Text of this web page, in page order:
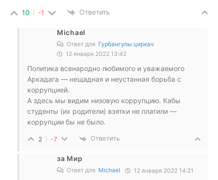
10 -1 Ответить
Michael
Ответ для Гурбангулы циркач
12 января 2022 13:42
Политика всенародно любимого и уважаемого
Аркадага — нещадная и неустанная борьба с
коррупцией.
А здесь мы видим низовую коррупцию. Кабы
студенты (их родители) взятки не платили —
коррупции бы не было.
2 -7 Ответить
за Мир
Ответ для Michael 12 января 2022 14:21